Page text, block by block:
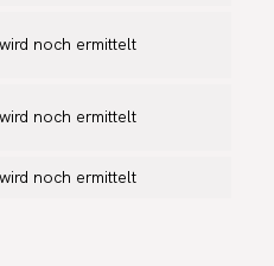
noch ermittelt
noch ermittelt
noch ermittelt